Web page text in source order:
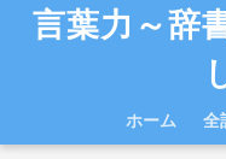
言葉力～辞
ホーム 全